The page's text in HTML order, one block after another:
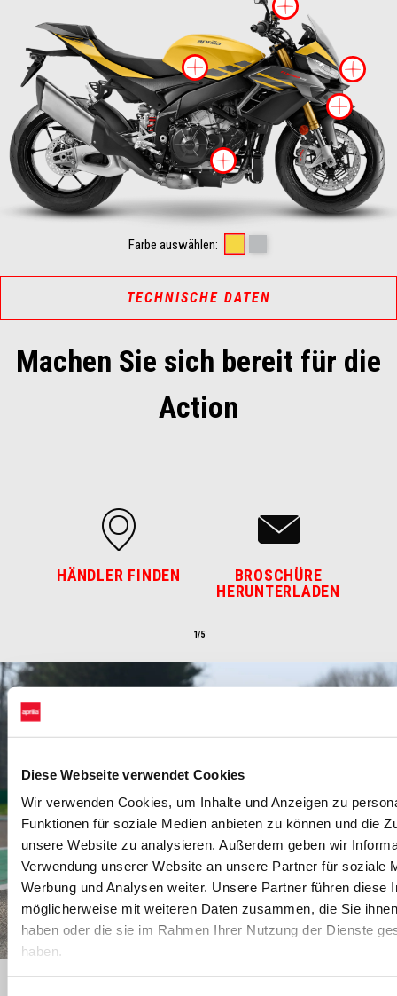
Diese Webseite verwendet Cookies
Wir verwenden Cookies, um Inhalte und Anzeigen zu
Funktionen für soziale Medien anbieten zu können und die
unsere Website zu analysieren. Außerdem geben wir
Verwendung unserer Website an unsere Partner für soziale
Werbung und Analysen weiter. Unsere Partner führen diese
möglicherweise mit weiteren Daten zusammen, die Sie
haben oder die sie im Rahmen Ihrer Nutzung der Dienste
haben.
More info on
More info on
Farbe auswählen:
TECHNISCHE DATEN
Machen Sie sich bereit für die
Action
HÄNDLER FINDEN
BROSCHÜRE
HERUNTERLADEN
1/5